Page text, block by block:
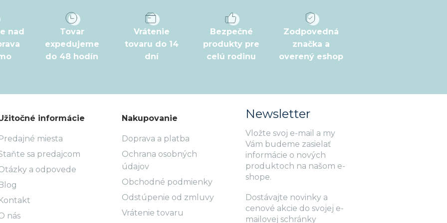
nad
Tovar
expedujeme
do 48 hodín
Vrátenie
tovaru do 14
dní
Bezpečné
produkty pre
celú rodinu
Zodpovedná
značka a
overený eshop
informácie
miesta
sa predajcom
a odpovede
nás
Nakupovanie
Doprava a platba
Ochrana osobných
údajov
Obchodné podmienky
Odstúpenie od zmluvy
Vrátenie tovaru
Newsletter
Vložte svoj e-mail a my
Vám budeme zasielať
informácie o nových
produktoch na našom e-
shope.
Dostávajte novinky a
cenové akcie do svojej e-
mailovej schránky